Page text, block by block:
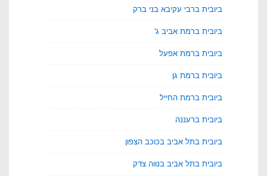
ביובית ברבי עקיבא בני ברק
ביובית ברמת אביב ג'
ביובית ברמת אפעל
ביובית ברמת גן
ביובית ברמת החייל
ביובית ברעננה
ביובית בתל אביב בכוכב הצפון
ביובית בתל אביב בנווה צדק